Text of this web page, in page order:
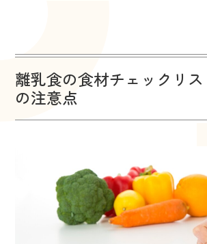
離乳食の食材チェックリ
の注意点